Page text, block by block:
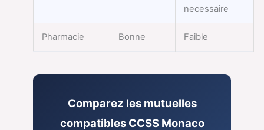
necessaire
Pharmacie Bonne Faible
Comparez les mutuelles
compatibles CCSS Monaco